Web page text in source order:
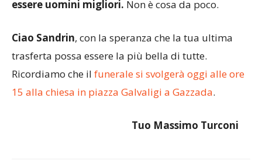
essere uomini migliori. Non è cosa da poco.
Ciao Sandrin, con la speranza che la tua ultima
trasferta possa essere la più bella di tutte.
Ricordiamo che il funerale si svolgerà oggi alle ore
15 alla chiesa in piazza Galvaligi a Gazzada.
Tuo Massimo Turconi